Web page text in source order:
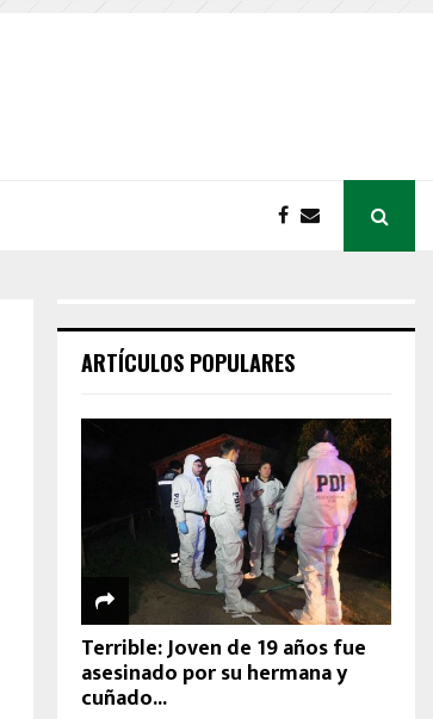
ARTÍCULOS POPULARES
Terrible: Joven de 19 años fue
asesinado por su hermana y
cuñado...